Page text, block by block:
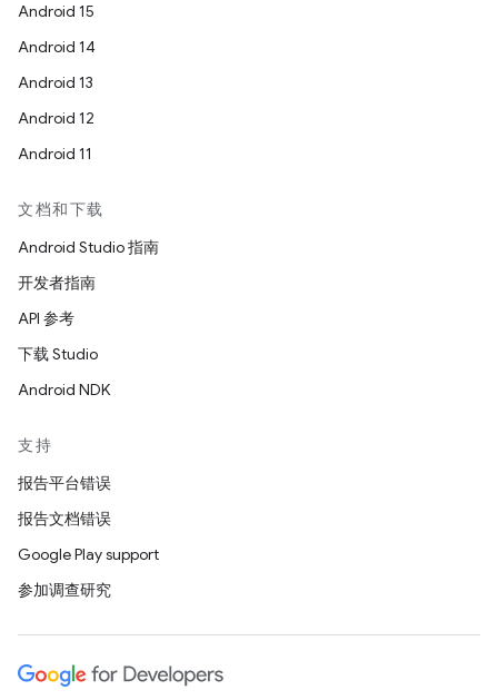
Android 15
Android 14
Android 13
Android 12
Android 11
文档和下载
Android Studio 指南
开发者指南
API 参考
下载 Studio
Android NDK
支持
报告平台错误
报告文档错误
Google Play support
参加调查研究